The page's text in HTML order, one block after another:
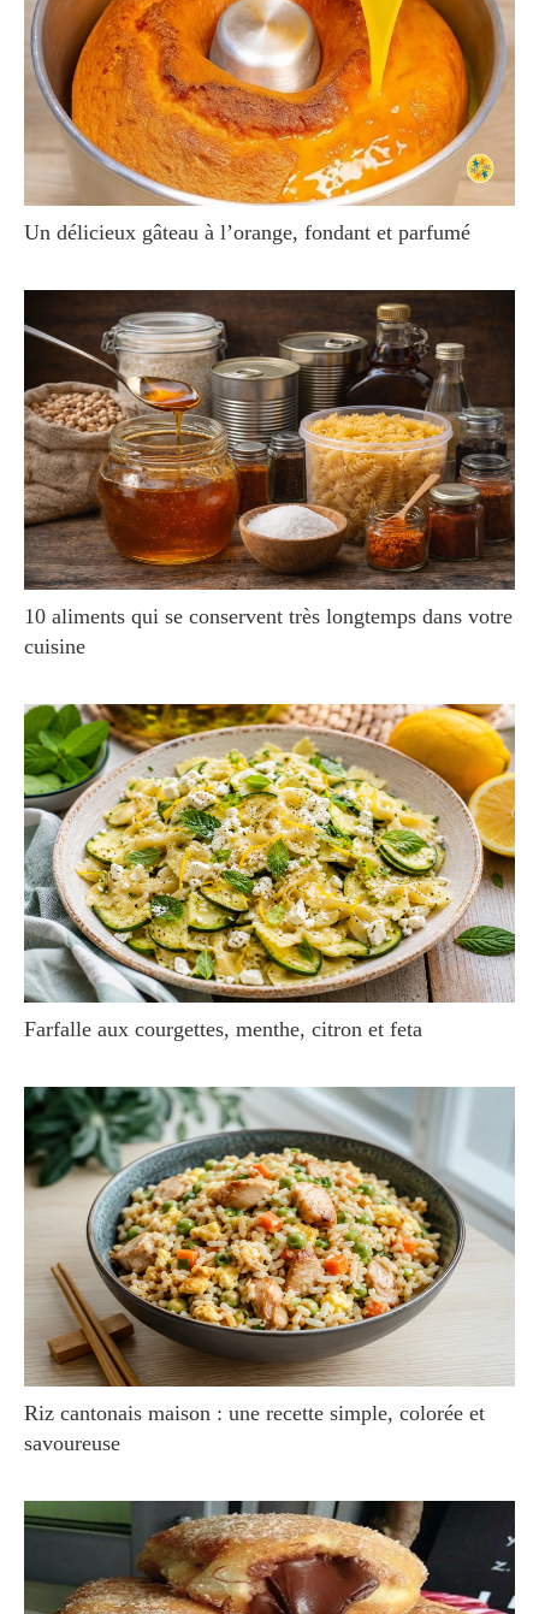
Un délicieux gâteau à l’orange, fondant et parfumé
10 aliments qui se conservent très longtemps dans votre
cuisine
Farfalle aux courgettes, menthe, citron et feta
Riz cantonais maison : une recette simple, colorée et
savoureuse